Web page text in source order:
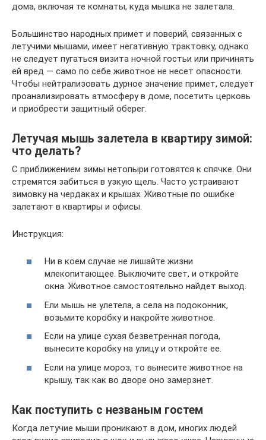
дома, включая те комнаты, куда мышка не залетала.
Большинство народных примет и поверий, связанных с
летучими мышами, имеет негативную трактовку, однако
не следует пугаться визита ночной гостьи или причинять
ей вред — само по себе животное не несет опасности.
Чтобы нейтрализовать дурное значение примет, следует
проанализировать атмосферу в доме, посетить церковь
и приобрести защитный оберег.
Летучая мышь залетела в квартиру зимой:
что делать?
С приближением зимы нетопыри готовятся к спячке. Они
стремятся забиться в узкую щель. Часто устраивают
зимовку на чердаках и крышах. Животные по ошибке
залетают в квартиры и офисы.
Инструкция:
Ни в коем случае не лишайте жизни
млекопитающее. Выключите свет, и откройте
окна. Животное самостоятельно найдет выход.
Ели мышь не улетела, а села на подоконник,
возьмите коробку и накройте животное.
Если на улице сухая безветренная погода,
вынесите коробку на улицу и откройте ее.
Если на улице мороз, то вынесите животное на
крышу, так как во дворе оно замерзнет.
Как поступить с незваным гостем
Когда летучие мыши проникают в дом, многих людей